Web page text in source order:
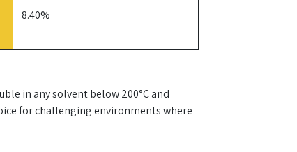
8.40%
in any solvent below 200°C and
for challenging environments where